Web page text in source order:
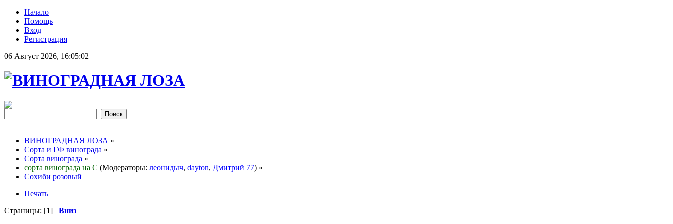
Начало
Помощь
Вход
Регистрация
06 Август 2026, 16:05:02
ВИНОГРАДНАЯ ЛОЗА »
Сорта и ГФ винограда »
Сорта винограда »
сорта винограда на С (Модераторы: леонидыч, dayton, Дмитрий 77) »
Сохиби розовый
Печать
Страницы: [1] Вниз